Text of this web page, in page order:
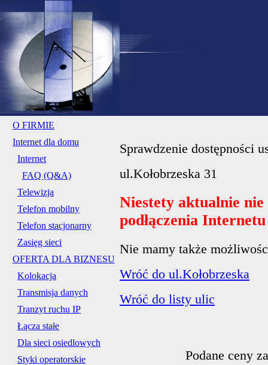
O FIRMIE
Internet dla domu
Internet
FAQ (Q&A)
Telewizja
Telefon mobilny
Telefon stacjonarny
Zasięg sieci
OFERTA DLA BIZNESU
Kolokacja
Transmisja danych
Tranzyt ruchu IP
Łącza stałe
Dla sieci osiedlowych
Styki operatorskie
Sprawdzenie dostępności
ul.Kołobrzeska 31
Niestety aktualnie
podłączenia
Nie mamy także
Wróć do ul.Kołobrzeska
Wróć do listy ulic
Podane ceny